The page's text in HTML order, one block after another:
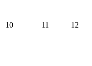
10 11 12